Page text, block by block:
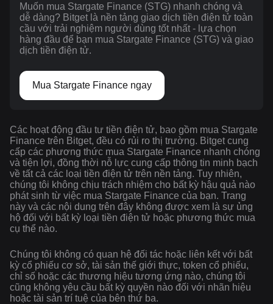
Muốn mua Stargate Finance (STG) nhanh chóng và
dễ dàng? Bitget là nền tảng giao dịch tiền điện tử toàn
cầu với trải nghiệm người dùng tốt nhất - lựa chọn
hàng đầu để bạn mua Stargate Finance (STG) và giao
dịch tiền điện tử.
Mua Stargate Finance ngay
Các hoạt động đầu tư tiền điện tử, bao gồm mua Stargate
Finance trên Bitget, đều có rủi ro thị trường. Bitget cung
cấp các phương thức mua Stargate Finance nhanh chóng
và tiện lợi, đồng thời nỗ lực cung cấp thông tin minh bạch
về tất cả các loại tiền điện tử trên nền tảng. Tuy nhiên,
chúng tôi không chịu trách nhiệm cho bất kỳ hậu quả nào
phát sinh từ việc mua Stargate Finance của bạn. Trang
này và các nội dung trên đây không được xem là sự ủng
hộ đối với bất kỳ loại tiền điện tử hoặc phương thức mua
cụ thể nào.
Chúng tôi không có quan hệ đối tác hoặc liên kết với bất
kỳ cổ phiếu cơ sở, tài sản thế giới thực, token cổ phiếu,
chỉ số hoặc các thương hiệu tương ứng nào, chúng tôi
cũng không yêu cầu bất kỳ quyền nào đối với nhãn hiệu
hoặc tài sản trí tuệ của bên thứ ba.